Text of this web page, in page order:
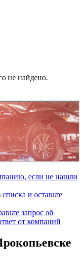
не найдено.
если не нашли
и оставьте
запрос об
от компаний